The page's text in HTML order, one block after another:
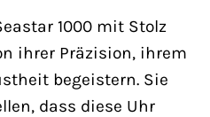
1000 mit Stolz
ihrer Präzision, ihrem
begeistern. Sie
dass diese Uhr